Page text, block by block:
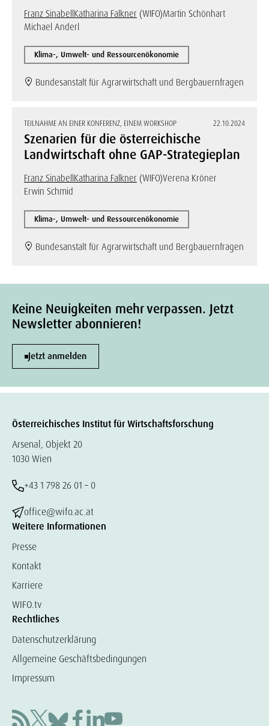
Franz SinabellKatharina Falkner (WIFO)Martin Schönhart
Michael Anderl
Klima-, Umwelt- und Ressourcenökonomie
Bundesanstalt für Agrarwirtschaft und Bergbauernfragen
TEILNAHME AN EINER KONFERENZ, EINEM WORKSHOP 22.10.2024
Szenarien für die österreichische
Landwirtschaft ohne GAP-Strategieplan
Franz SinabellKatharina Falkner (WIFO)Verena Kröner
Erwin Schmid
Klima-, Umwelt- und Ressourcenökonomie
Bundesanstalt für Agrarwirtschaft und Bergbauernfragen
Keine Neuigkeiten mehr verpassen. Jetzt
Newsletter abonnieren!
Jetzt anmelden
Österreichisches Institut für Wirtschaftsforschung
Arsenal, Objekt 20
1030 Wien
+43 1 798 26 01 – 0
office@wifo.ac.at
Weitere Informationen
Presse
Kontakt
Karriere
WIFO.tv
Rechtliches
Datenschutzerklärung
Allgemeine Geschäftsbedingungen
Impressum